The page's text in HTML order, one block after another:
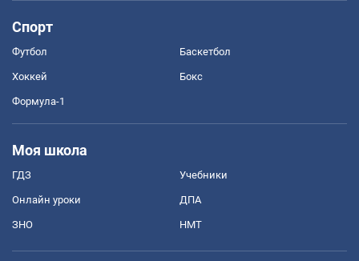
Спорт
Футбол Баскетбол
Хоккей Бокс
Формула-1
Моя школа
ГДЗ Учебники
Онлайн уроки ДПА
ЗНО НМТ